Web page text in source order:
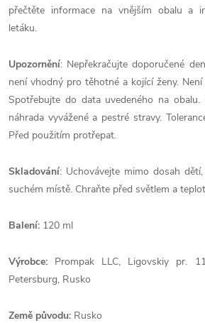
přečtěte informace na vnějším obalu a
letáku.
Upozornění: Nepřekračujte doporučené
není vhodný pro těhotné a kojící ženy.
Spotřebujte do data uvedeného na obalu.
náhrada vyvážené a pestré stravy.
Před použitím protřepat.
Skladování: Uchovávejte mimo dosah
suchém místě. Chraňte před světlem a
Balení: 120 ml
Výrobce: Prompak LLC, Ligovskiy pr.
Petersburg, Rusko
Země původu: Rusko